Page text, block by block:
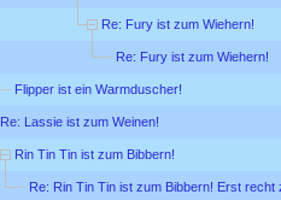
Re: Fury ist zum Wiehern!
Re: Fury ist zum Wiehern!
Flipper ist ein Warmduscher!
Re: Lassie ist zum Weinen!
Rin Tin Tin ist zum Bibbern!
Re: Rin Tin Tin ist zum Bibbern! Erst recht